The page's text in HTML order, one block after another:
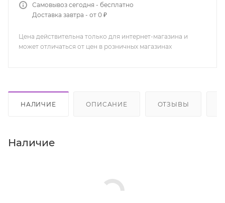
Самовывоз сегодня - бесплатно
Доставка завтра - от 0 ₽
Цена действительна только для интернет-магазина и
может отличаться от цен в розничных магазинах
НАЛИЧИЕ ОПИСАНИЕ ОТЗЫВЫ
Наличие